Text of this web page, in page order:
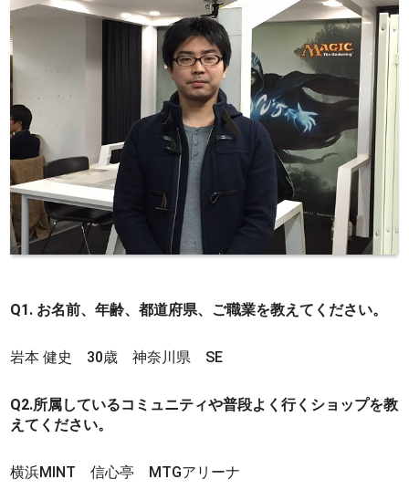
Q1. お名前、年齢、都道府県、ご職業を教えてください。
岩本 健史 30歳 神奈川県 SE
Q2.所属しているコミュニティや普段よく行くショップを教
えてください。
横浜MINT 信心亭 MTGアリーナ